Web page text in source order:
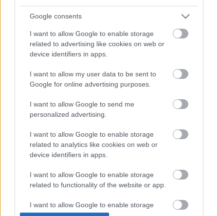
Google consents
I want to allow Google to enable storage
related to advertising like cookies on web or
device identifiers in apps.
I want to allow my user data to be sent to
Google for online advertising purposes.
I want to allow Google to send me
personalized advertising.
I want to allow Google to enable storage
related to analytics like cookies on web or
device identifiers in apps.
I want to allow Google to enable storage
related to functionality of the website or app.
I want to allow Google to enable storage
Ajánlott bejegyzések:
Az óbudai Zichy-kastély lenyúlása [442.]
Kastélyaink – Az első nyolc [439.]
Kastély, tök ingyen [437.]